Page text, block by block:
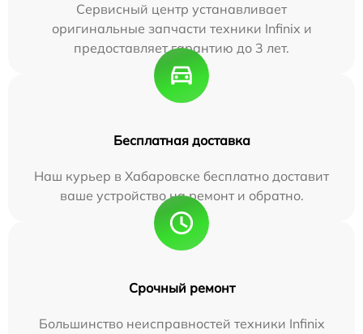
Сервисный центр устанавливает
оригинальные запчасти техники Infinix и
предоставляет гарантию до 3 лет.
Бесплатная доставка
Наш курьер в Хабаровске бесплатно доставит
ваше устройство на ремонт и обратно.
Срочный ремонт
Большинство неисправностей техники Infinix